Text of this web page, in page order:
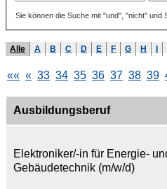
Sie können die Suche mit "und", "nicht"
Alle A B C D E F G H
«« « 33 34 35 36 37 38 39
Ausbildungsberuf
Elektroniker/-in für Energie-
Gebäudetechnik (m/w/d)